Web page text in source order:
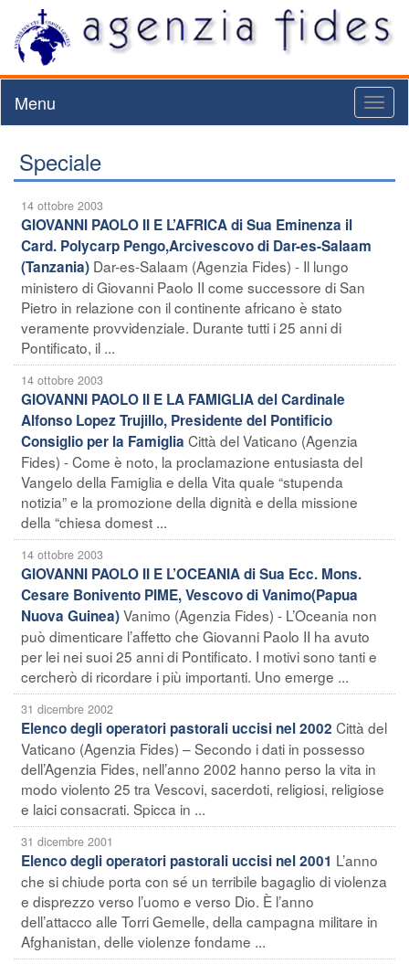
Menu
Speciale
14 ottobre 2003
GIOVANNI PAOLO II E L’AFRICA di Sua Eminenza il
Card. Polycarp Pengo,Arcivescovo di Dar-es-Salaam
(Tanzania) Dar-es-Salaam (Agenzia Fides) - Il lungo
ministero di Giovanni Paolo II come successore di San
Pietro in relazione con il continente africano è stato
veramente provvidenziale. Durante tutti i 25 anni di
Pontificato, il ...
14 ottobre 2003
GIOVANNI PAOLO II E LA FAMIGLIA del Cardinale
Alfonso Lopez Trujillo, Presidente del Pontificio
Consiglio per la Famiglia Città del Vaticano (Agenzia
Fides) - Come è noto, la proclamazione entusiasta del
Vangelo della Famiglia e della Vita quale “stupenda
notizia” e la promozione della dignità e della missione
della “chiesa domest ...
14 ottobre 2003
GIOVANNI PAOLO II E L’OCEANIA di Sua Ecc. Mons.
Cesare Bonivento PIME, Vescovo di Vanimo(Papua
Nuova Guinea)Vanimo (Agenzia Fides) - L’Oceania non
può dimenticare l’affetto che Giovanni Paolo II ha avuto
per lei nei suoi 25 anni di Pontificato. I motivi sono tanti e
cercherò di ricordare i più importanti. Uno emerge ...
31 dicembre 2002
Elenco degli operatori pastorali uccisi nel 2002 Città del
Vaticano (Agenzia Fides) – Secondo i dati in possesso
dell’Agenzia Fides, nell’anno 2002 hanno perso la vita in
modo violento 25 tra Vescovi, sacerdoti, religiosi, religiose
e laici consacrati. Spicca in ...
31 dicembre 2001
Elenco degli operatori pastorali uccisi nel 2001 L’anno
che si chiude porta con sé un terribile bagaglio di violenza
e disprezzo verso l’uomo e verso Dio. È l’anno
dell’attacco alle Torri Gemelle, della campagna militare in
Afghanistan, delle violenze fondame ...